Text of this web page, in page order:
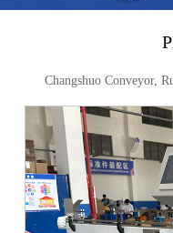
Changshuo Conveyor,